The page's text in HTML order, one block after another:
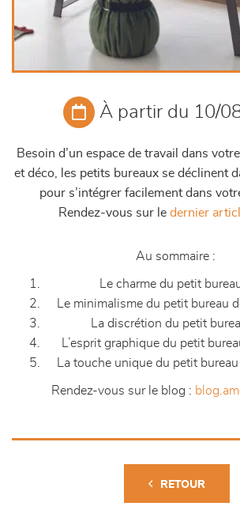
À partir du 10/
Besoin d’un espace de travail dans
et déco, les petits bureaux se déclinent
pour s’intégrer facilement dans
Rendez-vous sur le dernier
Au sommaire :
Le charme du petit
Le minimalisme du petit bureau
La discrétion du petit
L’esprit graphique du petit
La touche unique du petit
Rendez-vous sur le blog :
RETOUR